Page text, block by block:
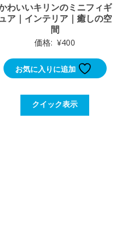
わいいキリンのミニフィギ
ュア｜インテリア｜癒しの空
間
価格: ¥400
お気に入りに追加
クイック表示